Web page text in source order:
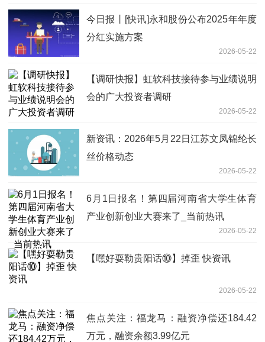
今日报丨[快讯]永和股份公布2025年年度
分红实施方案
2026-05-22
【调研快报】虹软科技接待参与业绩说明
会的广大投资者调研
2026-05-22
新资讯：2026年5月22日江苏文凤锦纶长
丝价格动态
2026-05-22
6月1日报名！第四届河南省大学生体育
产业创新创业大赛来了_当前热讯
2026-05-22
【嘿好耍勒贵阳话⑩】掉歪 快资讯
2026-05-22
焦点关注：福龙马：融资净偿还184.42
万元，融资余额3.99亿元